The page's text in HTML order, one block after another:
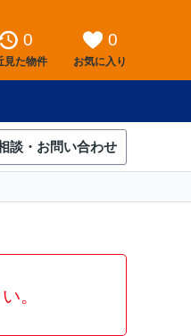
0
見た物件
0
お気に入り
談・お問い合わせ
。